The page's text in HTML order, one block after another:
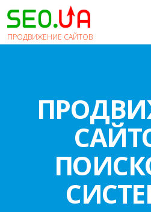
ПРОДВИЖЕНИЕ САЙТОВ